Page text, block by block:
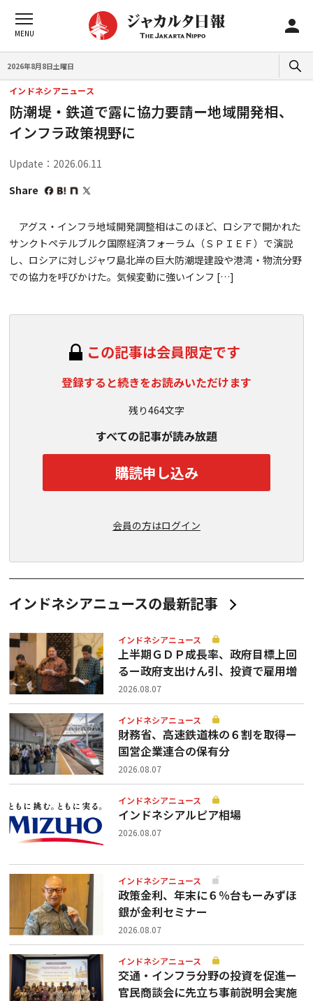
2026年8月8日土曜日
インドネシアニュース
防潮堤・鉄道で露に協力要請ー地域開発相、
インフラ政策視野に
Update：2026.06.11
Share
アグス・インフラ地域開発調整相はこのほど、ロシアで開かれた
サンクトペテルブルク国際経済フォーラム（ＳＰＩＥＦ）で演説
し、ロシアに対しジャワ島北岸の巨大防潮堤建設や港湾・物流分野
での協力を呼びかけた。気候変動に強いインフ […]
この記事は会員限定です
登録すると続きをお読みいただけます
残り464文字
すべての記事が読み放題
購読申し込み
会員の方はログイン
インドネシアニュースの最新記事
インドネシアニュース
上半期ＧＤＰ成長率、政府目標上回
るー政府支出けん引、投資で雇用増
2026.08.07
インドネシアニュース
財務省、高速鉄道株の６割を取得ー
国営企業連合の保有分
2026.08.07
インドネシアニュース
インドネシアルピア相場
2026.08.07
インドネシアニュース
政策金利、年末に６％台もーみずほ
銀が金利セミナー
2026.08.07
インドネシアニュース
交通・インフラ分野の投資を促進ー
官民商談会に先立ち事前説明会実施